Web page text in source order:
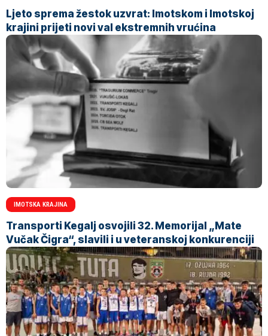
Ljeto sprema žestok uzvrat: Imotskom i Imotskoj
krajini prijeti novi val ekstremnih vrućina
IMOTSKA KRAJINA
Transporti Kegalj osvojili 32. Memorijal „Mate
Vučak Čigra“, slavili i u veteranskoj konkurenciji